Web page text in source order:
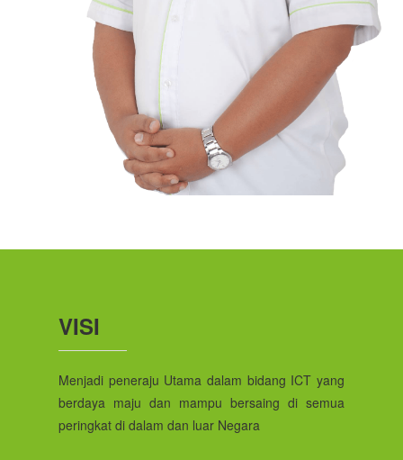
VISI
Menjadi peneraju Utama dalam bidang ICT yang
berdaya maju dan mampu bersaing di semua
peringkat di dalam dan luar Negara